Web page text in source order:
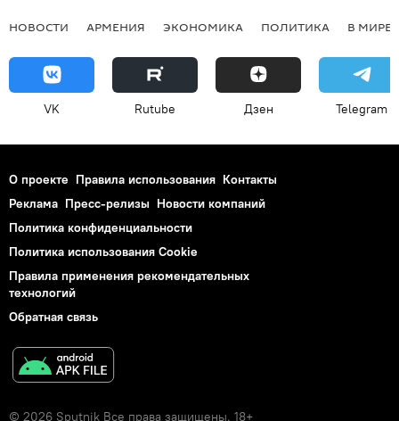
НОВОСТИ АРМЕНИЯ ЭКОНОМИКА ПОЛИТИКА В МИРЕ
VK Rutube Дзен Telegram
О проекте Правила использования Контакты
Реклама Пресс-релизы Новости компаний
Политика конфиденциальности
Политика использования Cookie
Правила применения рекомендательных
технологий
Обратная связь
© 2026 Sputnik Все права защищены. 18+